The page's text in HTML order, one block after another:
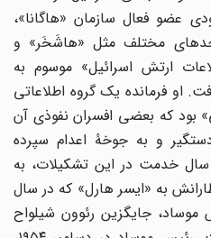
عضو فعال سازمان «هاگانا»،
واحدهای مختلف مثل «هاشَخَر» و
ارتش اسرائیل» موسوم به
او فرمانده یک گروه اطلاعاتی
که بعضی افسران نفوذی آن
و به جوخۀ اعدام سپرده
خدمت در این تشکیلات، به
به «ایسر هارل» که در سال
جایگزین رئوون شیلواح